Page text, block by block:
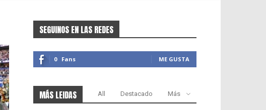
SEGUINOS EN LAS REDES
0 Fans ME GUSTA
MÁS LEIDAS All Destacado Más